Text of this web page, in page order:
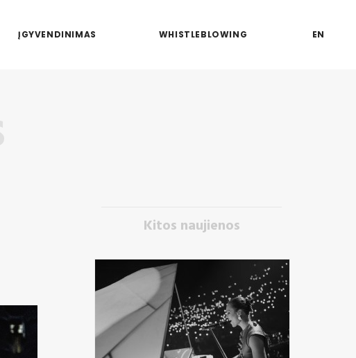
ĮGYVENDINIMAS WHISTLEBLOWING EN
Kitos naujienos